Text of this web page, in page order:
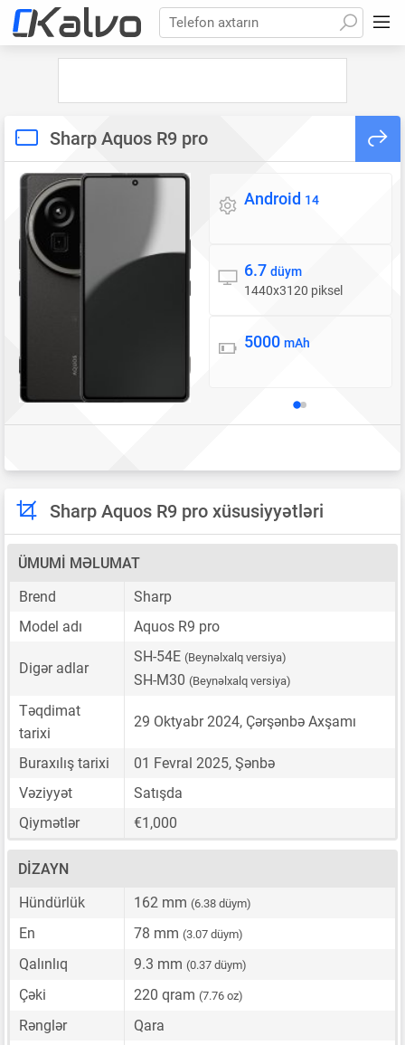
Telefon axtarın
Sharp Aquos R9 pro
Əməliyyat sistemi
Android 14
Ekran
6.7 düym
1440x3120 piksel
Batareya
5000 mAh
Sharp Aquos R9 pro xüsusiyyətləri
ÜMUMI MƏLUMAT
Brend
Sharp
Model adı
Aquos R9 pro
Digər adlar
SH-54E (Beynəlxalq versiya)
SH-M30 (Beynəlxalq versiya)
Təqdimat
tarixi
29 Oktyabr 2024, Çərşənbə Axşamı
Buraxılış tarixi
01 Fevral 2025, Şənbə
Vəziyyət
Satışda
Qiymətlər
€1,000
DIZAYN
Hündürlük
162 mm (6.38 düym)
En 78 mm (3.07 düym)
Qalınlıq 9.3 mm (0.37 düym)
Çəki 220 qram (7.76 oz)
Rənglər Qara